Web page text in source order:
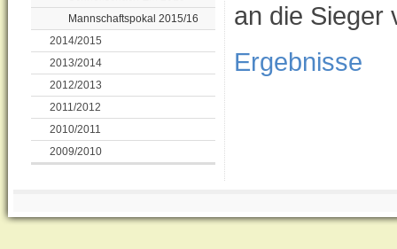
Mannschaftspokal 2015/16
2014/2015
2013/2014
2012/2013
2011/2012
2010/2011
2009/2010
an die Sieger
Ergebnisse